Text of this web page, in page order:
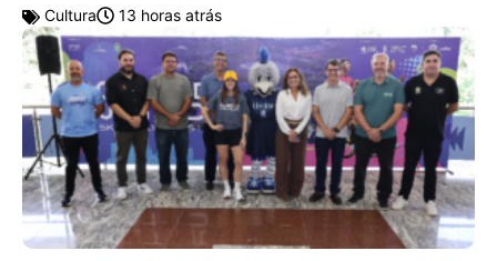
Cultura 13 horas atrás